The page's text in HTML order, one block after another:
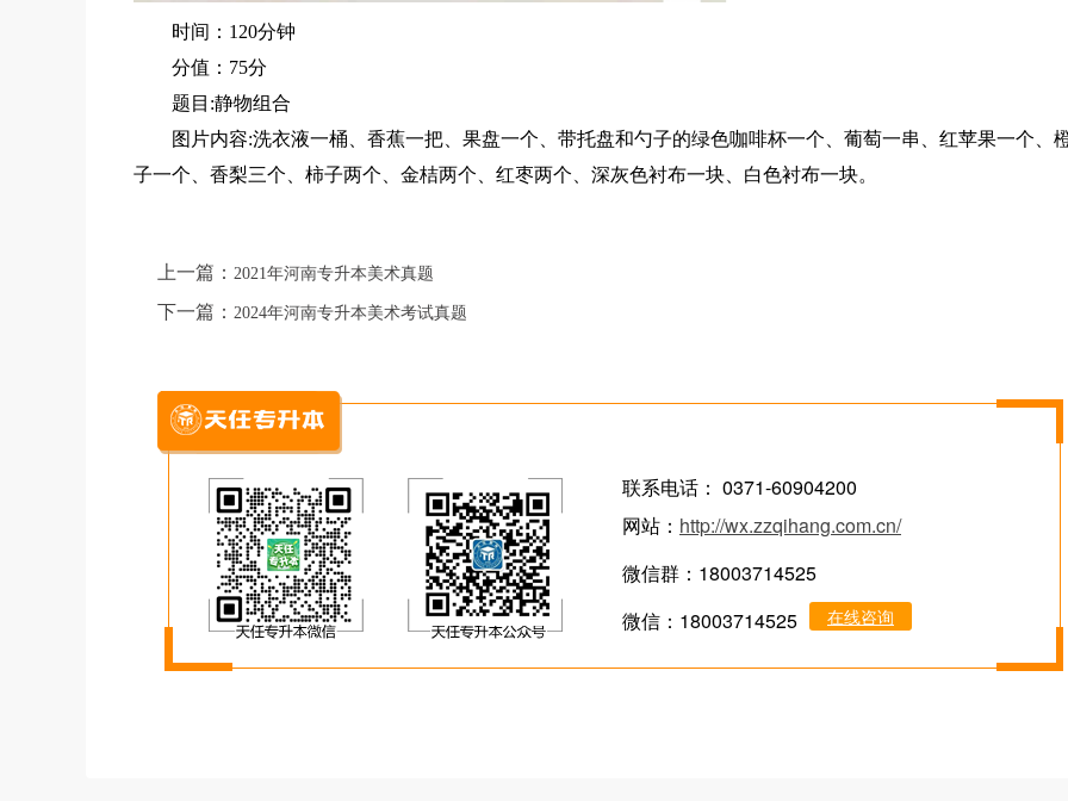
时间：120分钟
分值：75分
题目:静物组合
图片内容:洗衣液一桶、香蕉一把、果盘一个、带托盘和勺子的绿色咖啡杯一个、葡萄一串、红苹果一个、
子一个、香梨三个、柿子两个、金桔两个、红枣两个、深灰色衬布一块、白色衬布一块。
上一篇： 2021年河南专升本美术真题
下一篇： 2024年河南专升本美术考试真题
联系电话： 0371-60904200
网站： http://wx.zzqihang.com.cn/
微信群：18003714525
微信：18003714525
在线咨询